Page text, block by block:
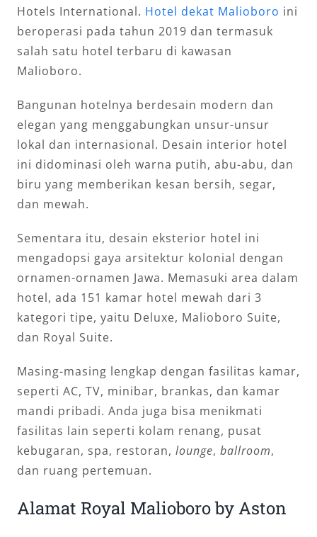
Hotels International. Hotel dekat Malioboro ini
beroperasi pada tahun 2019 dan termasuk
salah satu hotel terbaru di kawasan
Malioboro.
Bangunan hotelnya berdesain modern dan
elegan yang menggabungkan unsur-unsur
lokal dan internasional. Desain interior hotel
ini didominasi oleh warna putih, abu-abu, dan
biru yang memberikan kesan bersih, segar,
dan mewah.
Sementara itu, desain eksterior hotel ini
mengadopsi gaya arsitektur kolonial dengan
ornamen-ornamen Jawa. Memasuki area dalam
hotel, ada 151 kamar hotel mewah dari 3
kategori tipe, yaitu Deluxe, Malioboro Suite,
dan Royal Suite.
Masing-masing lengkap dengan fasilitas kamar,
seperti AC, TV, minibar, brankas, dan kamar
mandi pribadi. Anda juga bisa menikmati
fasilitas lain seperti kolam renang, pusat
kebugaran, spa, restoran, lounge, ballroom,
dan ruang pertemuan.
Alamat Royal Malioboro by Aston